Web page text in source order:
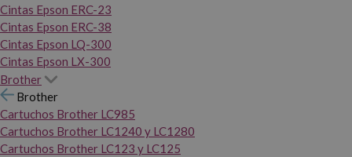
Cintas Epson ERC-23
Cintas Epson ERC-38
Cintas Epson LQ-300
Cintas Epson LX-300
Brother
Brother
Cartuchos Brother LC985
Cartuchos Brother LC1240 y LC1280
Cartuchos Brother LC123 y LC125